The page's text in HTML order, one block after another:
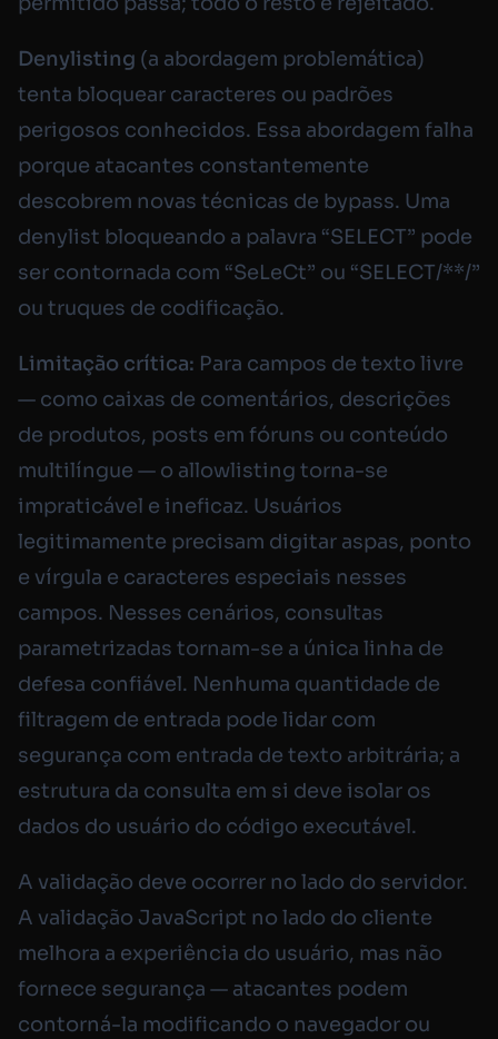
Denylisting (a abordagem problemática)
tenta bloquear caracteres ou padrões
perigosos conhecidos. Essa abordagem falha
porque atacantes constantemente
descobrem novas técnicas de bypass. Uma
denylist bloqueando a palavra “SELECT” pode
ser contornada com “SeLeCt” ou “SELECT/**/”
ou truques de codificação.
Limitação crítica: Para campos de texto livre
— como caixas de comentários, descrições
de produtos, posts em fóruns ou conteúdo
multilíngue — o allowlisting torna-se
impraticável e ineficaz. Usuários
legitimamente precisam digitar aspas, ponto
e vírgula e caracteres especiais nesses
campos. Nesses cenários, consultas
parametrizadas tornam-se a única linha de
defesa confiável. Nenhuma quantidade de
filtragem de entrada pode lidar com
segurança com entrada de texto arbitrária; a
estrutura da consulta em si deve isolar os
dados do usuário do código executável.
A validação deve ocorrer no lado do servidor.
A validação JavaScript no lado do cliente
melhora a experiência do usuário, mas não
fornece segurança — atacantes podem
contorná-la modificando o navegador ou